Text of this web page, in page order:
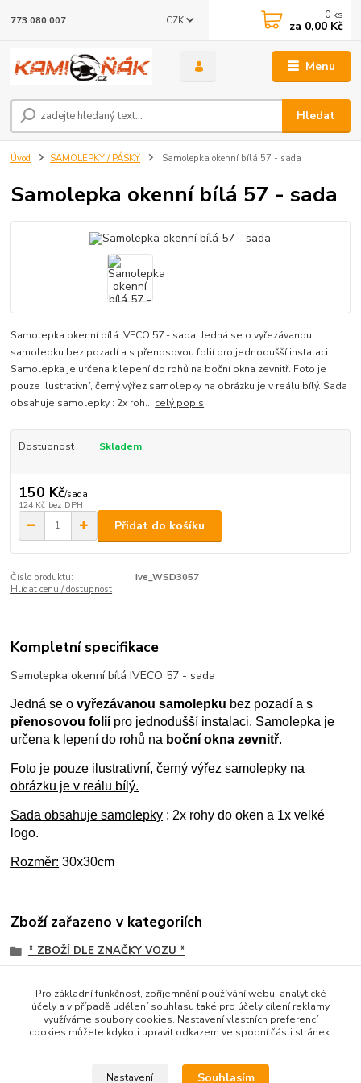
Menu
CZK
Hledat
773 080 007 0 ks
za 0,00 Kč
Úvod SAMOLEPKY / PÁSKY Samolepka okenní bílá 57 - sada
Samolepka okenní bílá 57 - sada
Samolepka okenní bílá IVECO 57 - sada Jedná se o vyřezávanou
samolepku bez pozadí a s přenosovou folií pro jednodušší instalaci.
Samolepka je určena k lepení do rohů na boční okna zevnitř. Foto je
pouze ilustrativní, černý výřez samolepky na obrázku je v reálu bílý. Sada
obsahuje samolepky : 2x roh... celý popis
Dostupnost Skladem
150 Kč/sada
124 Kč bez DPH
Přidat do košíku
Číslo produktu:
ive_WSD3057
Hlídat cenu / dostupnost
Kompletní specifikace
Samolepka okenní bílá IVECO 57 - sada
Jedná se ovyřezávanou samolepku bez pozadí a s
přenosovou folií pro jednodušší instalaci. Samolepka je
určena k lepení do rohů na boční okna zevnitř.
Foto je pouze ilustrativní, černý výřez samolepky na
obrázku je v reálu bílý.
Sada obsahuje samolepky : 2x rohy do oken a 1x velké
logo.
Rozměr: 30x30cm
Zboží zařazeno v kategoriích
* ZBOŽÍ DLE ZNAČKY VOZU *
Iveco
Řezané
Pro základní funkčnost, zpříjemnění používání webu, analytické
účely a v případě udělení souhlasu také pro účely cílení reklamy
využíváme soubory cookies. Nastavení vlastních preferencí
cookies můžete kdykoli upravit odkazem ve spodní části stránek.
Nastavení Souhlasím